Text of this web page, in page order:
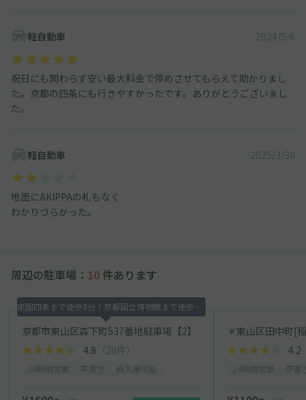
軽自動車 2024/5/6
祝日にも関わらず安い最大料金で停めさせてもらえて助かりまし
た。京都の四条にも行きやすかったです。ありがとうございまし
た。
軽自動車 2025/3/30
地面にAKIPPAの札もなく
わかりづらかった。
周辺の駐車場： 10 件あります
祇園四条まで徒歩8分！京都国立博物館まで徒歩10分
京都市東山区森下町537番地駐車場【2】
4.8 （28件）
＊東山区田中町[
4.2